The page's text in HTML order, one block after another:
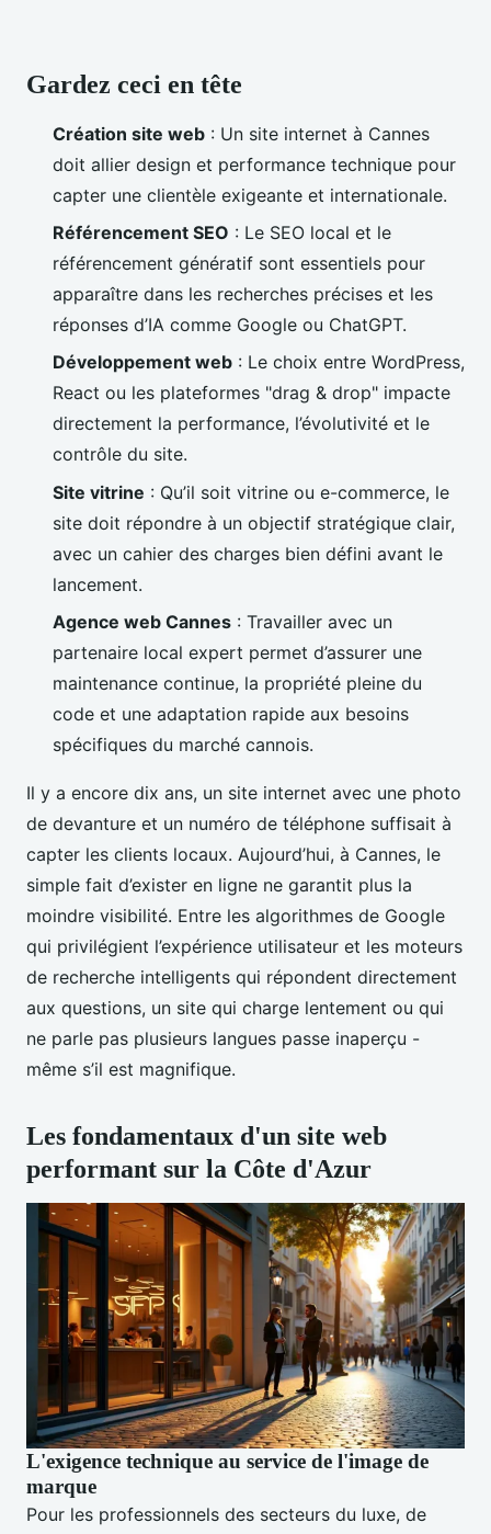
Gardez ceci en tête
Création site web : Un site internet à Cannes
doit allier design et performance technique pour
capter une clientèle exigeante et internationale.
Référencement SEO : Le SEO local et le
référencement génératif sont essentiels pour
apparaître dans les recherches précises et les
réponses d’IA comme Google ou ChatGPT.
Développement web : Le choix entre WordPress,
React ou les plateformes "drag & drop" impacte
directement la performance, l’évolutivité et le
contrôle du site.
Site vitrine : Qu’il soit vitrine ou e-commerce, le
site doit répondre à un objectif stratégique clair,
avec un cahier des charges bien défini avant le
lancement.
Agence web Cannes : Travailler avec un
partenaire local expert permet d’assurer une
maintenance continue, la propriété pleine du
code et une adaptation rapide aux besoins
spécifiques du marché cannois.
Il y a encore dix ans, un site internet avec une photo
de devanture et un numéro de téléphone suffisait à
capter les clients locaux. Aujourd’hui, à Cannes, le
simple fait d’exister en ligne ne garantit plus la
moindre visibilité. Entre les algorithmes de Google
qui privilégient l’expérience utilisateur et les moteurs
de recherche intelligents qui répondent directement
aux questions, un site qui charge lentement ou qui
ne parle pas plusieurs langues passe inaperçu -
même s’il est magnifique.
Les fondamentaux d'un site web
performant sur la Côte d'Azur
L'exigence technique au service de l'image de
marque
Pour les professionnels des secteurs du luxe, de